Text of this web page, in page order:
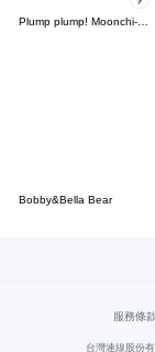
Plump plump! Moonchi-kun Popup
Bobby&Bella Bear
服務條款
台灣連線股份